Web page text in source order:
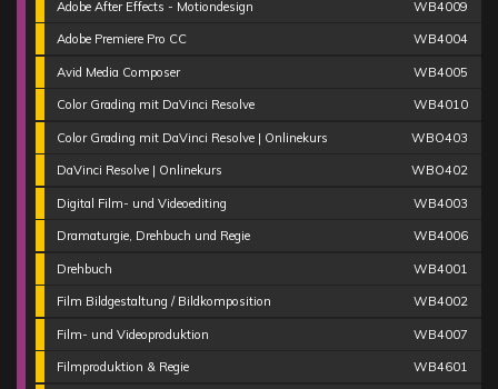
Adobe After Effects - Motiondesign WB4009
Adobe Premiere Pro CC WB4004
Avid Media Composer WB4005
Color Grading mit DaVinci Resolve WB4010
Color Grading mit DaVinci Resolve | Onlinekurs WBO403
DaVinci Resolve | Onlinekurs WBO402
Digital Film- und Videoediting WB4003
Dramaturgie, Drehbuch und Regie WB4006
Drehbuch WB4001
Film Bildgestaltung / Bildkomposition WB4002
Film- und Videoproduktion WB4007
Filmproduktion & Regie WB4601